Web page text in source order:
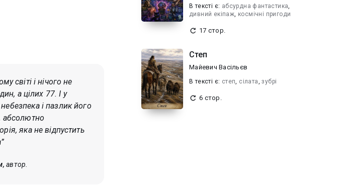
світі і нічого не
а цілих 77. І у
і пазлик його
абсолютно
яка не відпустить
автор.
В текcті є: абсурдна фантастика,
дивний екіпаж, космічні пригоди
17 стор.
Степ
Майевич Васільєв
В текcті є: степ, сілата,зубрі
6 стор.